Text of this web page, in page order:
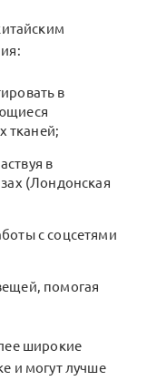
в
тканей;
в
(Лондонская
с соцсетями
помогая
широкие
и могут лучше